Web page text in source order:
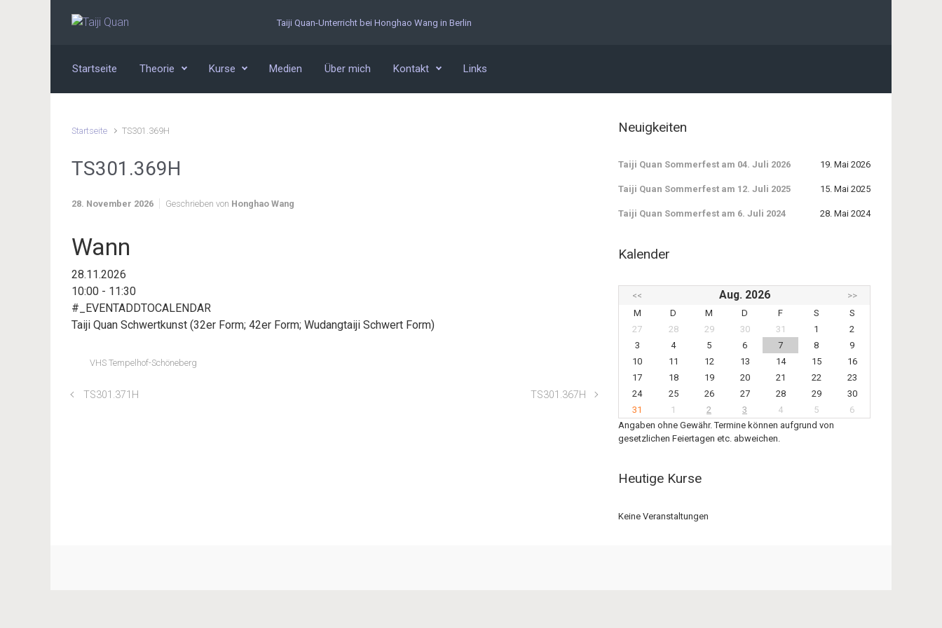
Zum Hauptinhalt springen Taiji Quan-Unterricht bei Honghao Wang in Berlin
Startseite Theorie Kurse Medien Über mich Kontakt Links
Startseite TS301.369H
TS301.369H
28. November 2026 Geschrieben von Honghao Wang
Wann
28.11.2026
10:00 - 11:30
#_EVENTADDTOCALENDAR
Taiji Quan Schwertkunst (32er Form; 42er Form; Wudangtaiji Schwert Form)
VHS Tempelhof-Schöneberg
TS301.371H TS301.367H
Neuigkeiten
Taiji Quan Sommerfest am 04. Juli 2026 19. Mai 2026
Taiji Quan Sommerfest am 12. Juli 2025 15. Mai 2025
Taiji Quan Sommerfest am 6. Juli 2024 28. Mai 2024
Kalender
<< Aug. 2026
>>
M
D M D F S
S
27
28 29 30 31 1
2
3
4 5 6 7 8
9
10
11 12 13 14 15
16
17
18 19 20 21 22
23
24
25 26 27 28 29
30
31
1 2 3 4 5
6
Angaben ohne Gewähr. Termine können aufgrund von
gesetzlichen Feiertagen etc. abweichen.
Heutige Kurse
Keine Veranstaltungen